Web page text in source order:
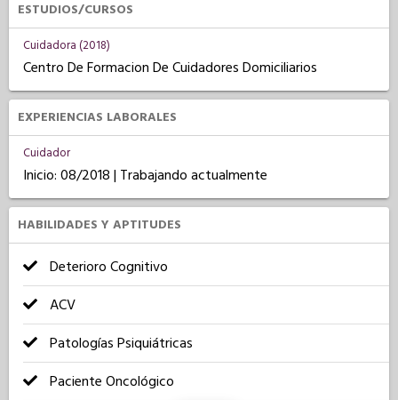
ESTUDIOS/CURSOS
Cuidadora (2018)
Centro De Formacion De Cuidadores Domiciliarios
EXPERIENCIAS LABORALES
Cuidador
Inicio: 08/2018 | Trabajando actualmente
HABILIDADES Y APTITUDES
Deterioro Cognitivo
ACV
Patologías Psiquiátricas
Paciente Oncológico